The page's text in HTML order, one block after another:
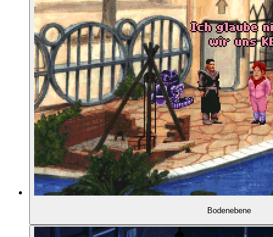
01:52:31 - Virtual Theatre, Version 2
01:55:16 - Kreatives Patchwork
01:57:09 - Ein Selbstplagiat
01:57:48 - Sprachaufnahmen für die CD32-Version
01:58:32 - Beneath a Steel Sky erscheint
02:01:02 URTEIL
02:01:15 - Das Ende des Spiels
Bodenebene